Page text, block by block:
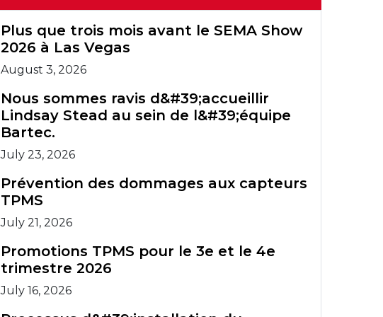
Enregistrement
Outils TPMS
Cours de
formation ATS
outils TPMS
Outils TPMS
outils TPMS
Accessoires SSPP
formation ATS
Bartec premières
Bulletins de
Fi du
Plus que trois mois avant le SEMA Show
2026 à Las Vegas
August 3, 2026
Nous sommes ravis d&#39;accueillir
Lindsay Stead au sein de l&#39;équipe
Bartec.
July 23, 2026
Prévention des dommages aux capteurs
TPMS
July 21, 2026
Promotions TPMS pour le 3e et le 4e
trimestre 2026
July 16, 2026